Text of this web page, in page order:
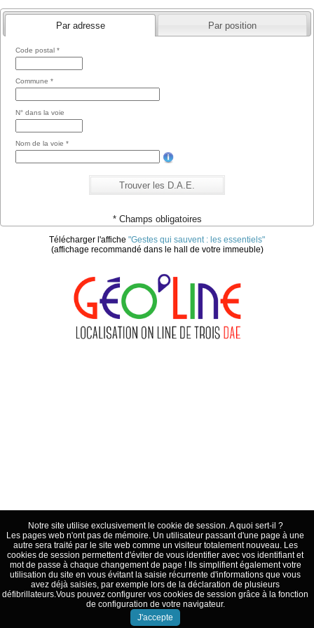
Par adresse Par position
Code postal *
Commune *
N° dans la voie
Nom de la voie *
* Champs obligatoires
Télécharger l'affiche "Gestes qui sauvent : les essentiels"
(affichage recommandé dans le hall de votre immeuble)
Notre site utilise exclusivement le cookie de session. A quoi sert-il ?
Les pages web n'ont pas de mémoire. Un utilisateur passant d'une page à une
autre sera traité par le site web comme un visiteur totalement nouveau. Les
cookies de session permettent d'éviter de vous identifier avec vos identifiant et
mot de passe à chaque changement de page ! Ils simplifient également votre
utilisation du site en vous évitant la saisie récurrente d'informations que vous
avez déjà saisies, par exemple lors de la déclaration de plusieurs
défibrillateurs.Vous pouvez configurer vos cookies de session grâce à la fonction
de configuration de votre navigateur.
J'accepte